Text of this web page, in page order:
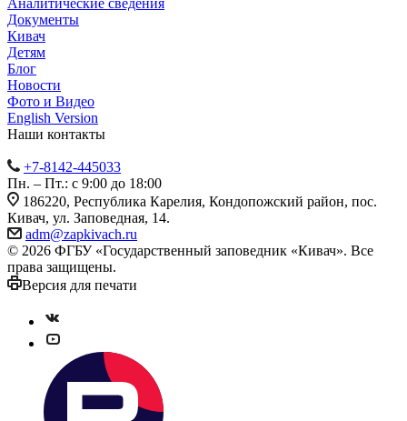
Документы
Кивач
Детям
Блог
Новости
Фото и Видео
English Version
Наши контакты
+7-8142-445033
Пн. – Пт.: с 9:00 до 18:00
186220, Республика Карелия, Кондопожский район, пос.
Кивач, ул. Заповедная, 14.
adm@zapkivach.ru
© 2026 ФГБУ «Государственный заповедник «Кивач». Все
права защищены.
Версия для печати